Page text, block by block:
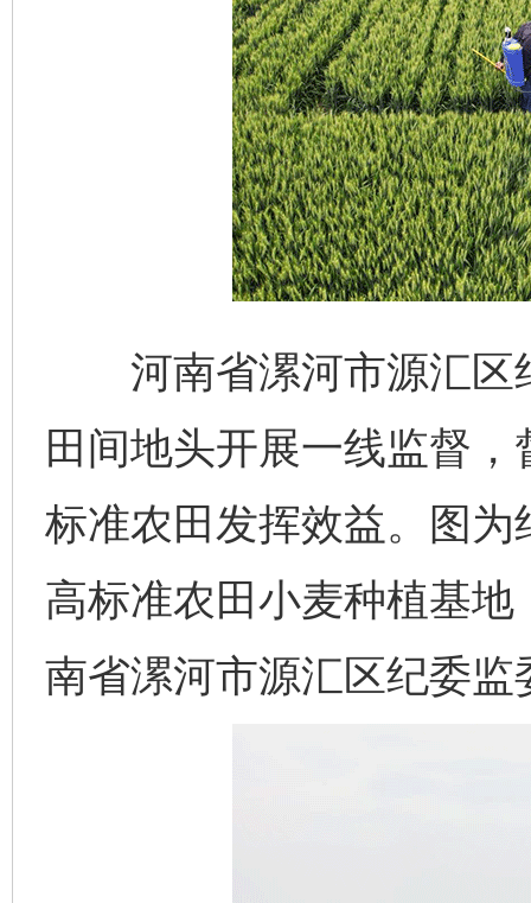
河南省漯河市源汇区
田间地头开展一线监督
标准农田发挥效益。图
高标准农田小麦种植基
南省漯河市源汇区纪委监